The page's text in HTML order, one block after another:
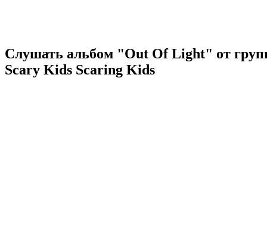
Слушать альбом "Out Of Light" от
Scary Kids Scaring Kids